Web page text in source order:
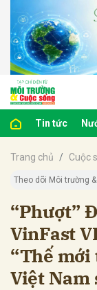
Tin tức
Trang chủ Cuộc
Theo dõi Môi trường
“Phượt”
VinFast
“Thế mới
Việt Nam
luận